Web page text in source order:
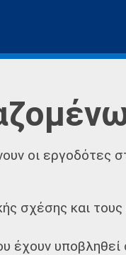
οι εργοδότες
σχέσης και
έχουν